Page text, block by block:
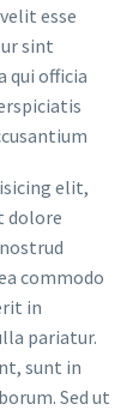
esse
sint
qui officia
elit,
dolore
commodo
in
pariatur.
sunt in
Sed ut